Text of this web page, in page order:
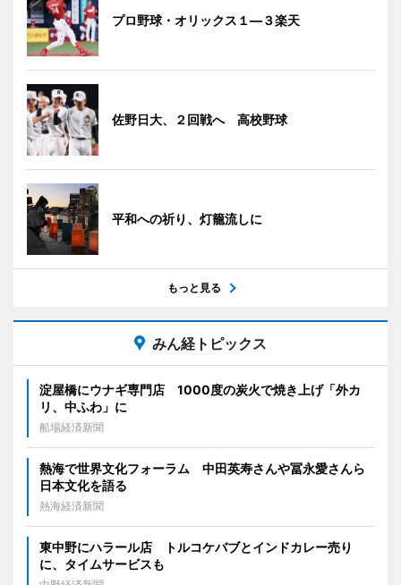
プロ野球・オリックス１―３楽天
佐野日大、２回戦へ 高校野球
平和への祈り、灯籠流しに
もっと見る
みん経トピックス
淀屋橋にウナギ専門店 1000度の炭火で焼き上げ「外カ
リ、中ふわ」に
船場経済新聞
熱海で世界文化フォーラム 中田英寿さんや冨永愛さんら
日本文化を語る
熱海経済新聞
東中野にハラール店 トルコケバブとインドカレー売り
に、タイムサービスも